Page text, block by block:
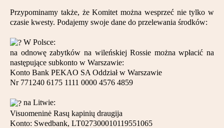
Przypominamy także, że Komitet można wesprzeć nie tylko w
czasie kwesty. Podajemy swoje dane do przelewania środków:
W Polsce:
na odnowę zabytków na wileńskiej Rossie można wpłacić na
następujące subkonto w Warszawie:
Konto Bank PEKAO SA Oddział w Warszawie
Nr 771240 6175 1111 0000 4576 4859
na Litwie:
Visuomeninė Rasų kapinių draugija
Konto: Swedbank, LT027300010119551065